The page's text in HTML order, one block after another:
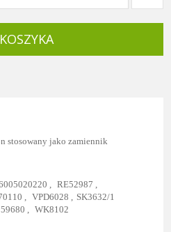
stosowany jako zamiennik
, RE52987 ,
, VPD6028 , SK3632/1
, WK8102